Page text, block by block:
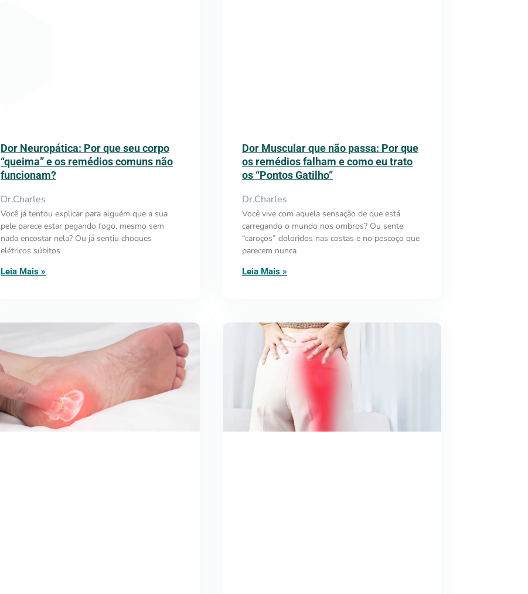
Dor Neuropática: Por que seu corpo
“queima” e os remédios comuns não
funcionam?
Dr.Charles
Você já tentou explicar para alguém que a sua
pele parece estar pegando fogo, mesmo sem
nada encostar nela? Ou já sentiu choques
elétricos súbitos
Leia Mais »
Dor Muscular que não passa: Por que
os remédios falham e como eu trato
os “Pontos Gatilho”
Dr.Charles
Você vive com aquela sensação de que está
carregando o mundo nos ombros? Ou sente
“caroços” doloridos nas costas e no pescoço que
parecem nunca
Leia Mais »